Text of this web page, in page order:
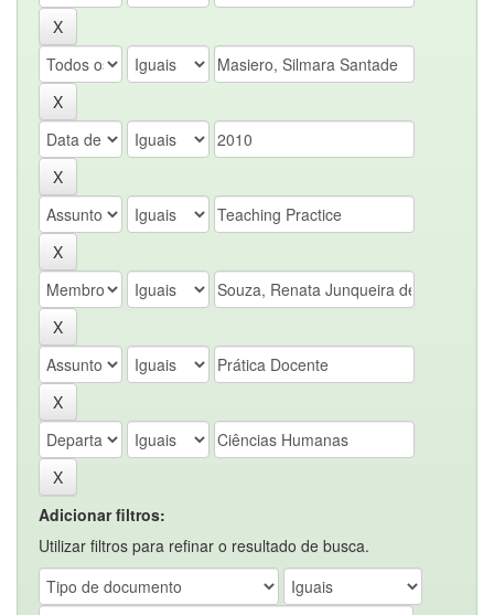
Adicionar filtros:
Utilizar filtros para refinar o resultado de busca.